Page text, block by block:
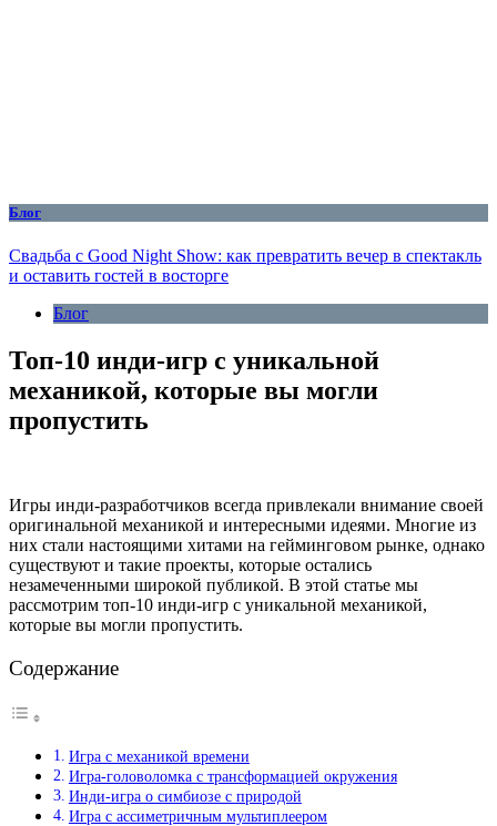
Блог
Свадьба с Good Night Show: как превратить вечер в спектакль
и оставить гостей в восторге
Блог
Топ-10 инди-игр с уникальной
механикой, которые вы могли
пропустить
Игры инди-разработчиков всегда привлекали внимание своей
оригинальной механикой и интересными идеями. Многие из
них стали настоящими хитами на гейминговом рынке, однако
существуют и такие проекты, которые остались
незамеченными широкой публикой. В этой статье мы
рассмотрим топ-10 инди-игр с уникальной механикой,
которые вы могли пропустить.
Содержание
Игра с механикой времени
Игра-головоломка с трансформацией окружения
Инди-игра о симбиозе с природой
Игра с ассиметричным мультиплеером